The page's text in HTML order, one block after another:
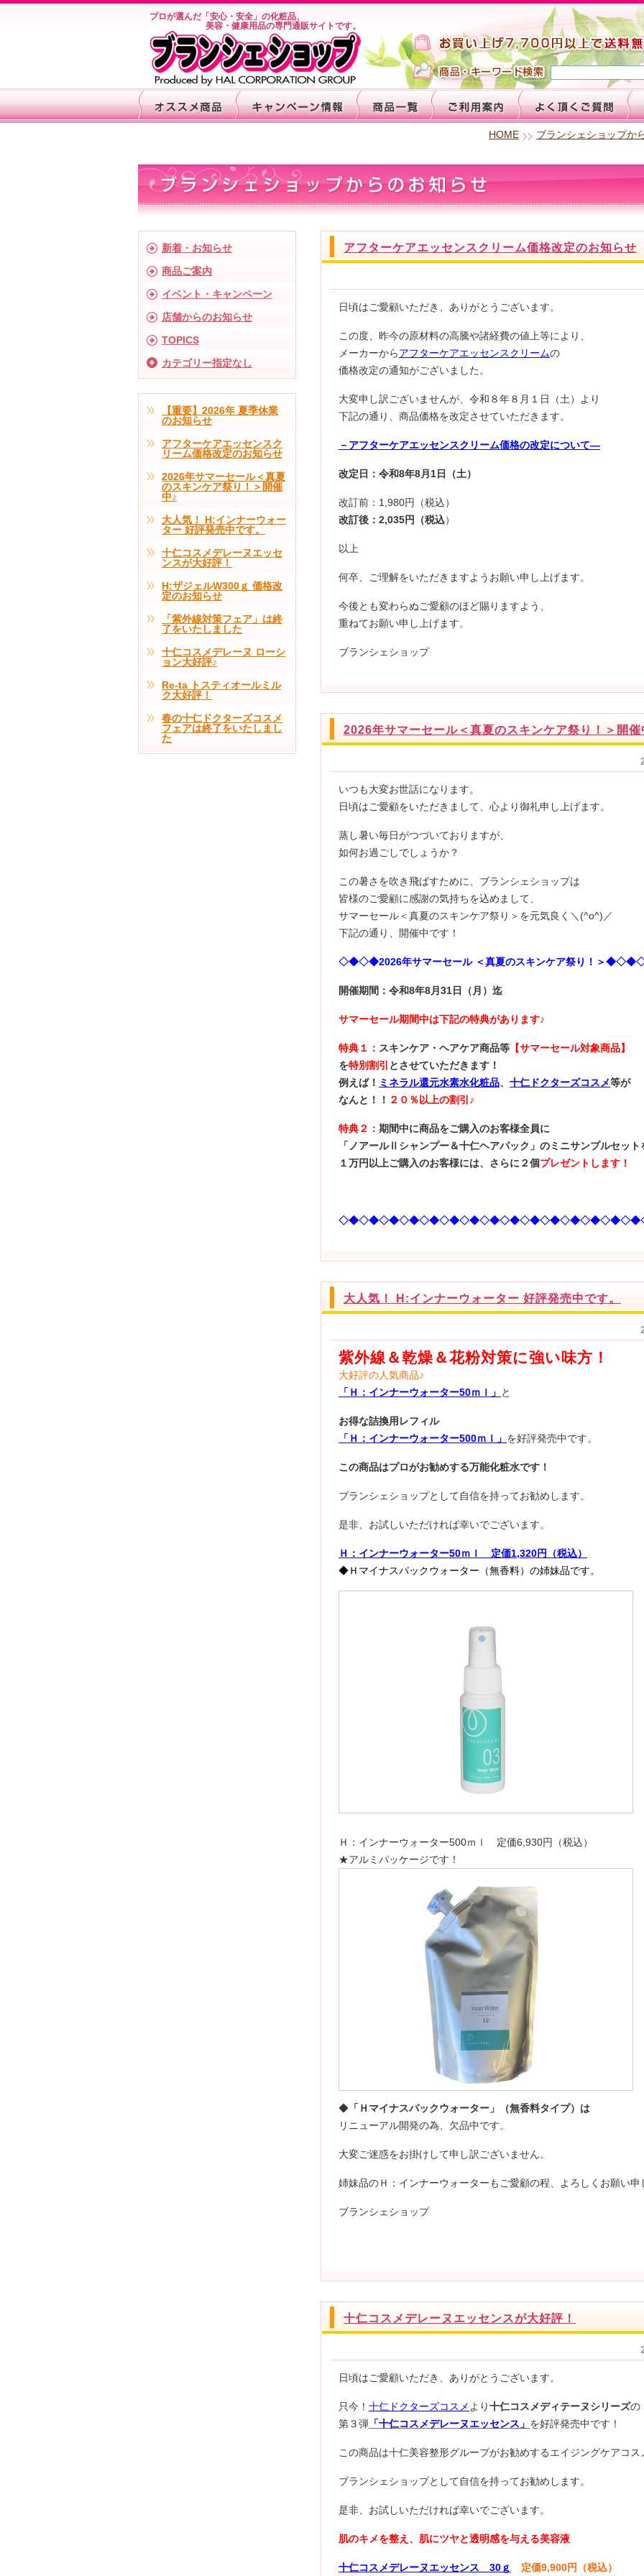
プロが選んだ「安心・安全」の化粧品、
美容・健康用品の専門通販サイトです。
HOME ブランシェショップか
新着・お知らせ
商品ご案内
イベント・キャンペーン
店舗からのお知らせ
TOPICS
カテゴリー指定なし
【重要】2026年 夏季休業
のお知らせ
アフターケアエッセンスク
リーム価格改定のお知らせ
2026年サマーセール＜真夏
のスキンケア祭り！＞開催
中♪
大人気！ H:インナーウォー
ター 好評発売中です。
十仁コスメデレーヌエッセ
ンスが大好評！
H:ザジェルW300ｇ 価格改
定のお知らせ
「紫外線対策フェア」は終
了をいたしました
十仁コスメデレーヌ ローシ
ョン大好評♪
Re-ta トスティオールミル
ク大好評！
春の十仁ドクターズコスメ
フェアは終了をいたしまし
た
アフターケアエッセンスクリーム価格改定のお知らせ
日頃はご愛顧いただき、ありがとうございます。
この度、昨今の原材料の高騰や諸経費の値上等により、
メーカーからアフターケアエッセンスクリームの
価格改定の通知がございました。
大変申し訳ございませんが、令和８年８月１日（土）より
下記の通り、商品価格を改定させていただきます。
－アフターケアエッセンスクリーム価格の改定について―
改定日：令和8年8月1日（土）
改訂前：1,980円（税込）
改訂後：2,035円（税込）
以上
何卒、ご理解をいただきますようお願い申し上げます。
今後とも変わらぬご愛顧のほど賜りますよう、
重ねてお願い申し上げます。
ブランシェショップ
2026年サマーセール＜真夏のスキンケア祭り！＞開催
いつも大変お世話になります。
日頃はご愛顧をいただきまして、心より御礼申し上げます。
蒸し暑い毎日がつづいておりますが、
如何お過ごしでしょうか？
この暑さを吹き飛ばすために、ブランシェショップは
皆様のご愛顧に感謝の気持ちを込めまして、
サマーセール＜真夏のスキンケア祭り＞を元気良く＼(^o^)／
下記の通り、開催中です！
◇◆◇◆2026年サマーセール ＜真夏のスキンケア祭り！＞
開催期間：令和8年8月31日（月）迄
サマーセール期間中は下記の特典があります♪
特典１： スキンケア・ヘアケア商品等 【サマーセール対象商品】
を特別割引 とさせていただきます！
例えば！ ミネラル還元水素水化粧品、 十仁ドクターズコスメ等が
なんと！！ ２０％以上の割引♪
特典２： 期間中に商品をご購入のお客様全員に
「ノアールⅡシャンプー＆十仁ヘアパック」のミニサンプルセット
１万円以上ご購入のお客様には、さらに２個プレゼントします！
大人気！ H:インナーウォーター 好評発売中です。
紫外線＆乾燥＆花粉対策に強い味方！
大好評の人気商品♪
「Ｈ：インナーウォーター50ｍｌ」 と
お得な詰換用レフィル
「Ｈ：インナーウォーター500ｍｌ」 を好評発売中です。
この商品はプロがお勧めする万能化粧水です！
ブランシェショップとして自信を持ってお勧めします。
是非、お試しいただければ幸いでございます。
Ｈ：インナーウォーター50ｍｌ 定価1,320円（税込）
◆Ｈマイナスパックウォーター（無香料）の姉妹品です。
Ｈ：インナーウォーター500ｍｌ 定価6,930円（税込）
★アルミパッケージです！
◆ 「Ｈマイナスパックウォーター」（無香料タイプ）は
リニューアル開発の為、欠品中です。
大変ご迷惑をお掛けして申し訳ございません。
姉妹品のＨ：インナーウォーターもご愛顧の程、よろしくお願い申
ブランシェショップ
十仁コスメデレーヌエッセンスが大好評！
日頃はご愛顧いただき、ありがとうございます。
只今！ 十仁ドクターズコスメ より十仁コスメディテーヌシリーズの
第３弾 「十仁コスメデレーヌエッセンス」 を好評発売中です！
この商品は十仁美容整形グループがお勧めするエイジングケアコス
ブランシェショップとして自信を持ってお勧めします。
是非、お試しいただければ幸いでございます。
肌のキメを整え、肌にツヤと透明感を与える美容液
十仁コスメデレーヌエッセンス 30ｇ 定価9,900円（税込）